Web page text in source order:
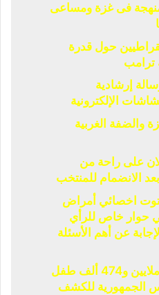
فى غزة ومساعى
حول قدرة
ترامب
رسالة إرشادية
الإلكترونية
والضفة الغربية
على راحة من
الانضمام للمنتخب
اخصائي أمراض
في حوار خاص للرأي
عن أهم الأسئلة
الصحة: فحص 5 ملايين و474 ألف طفل
الجمهورية للكشف